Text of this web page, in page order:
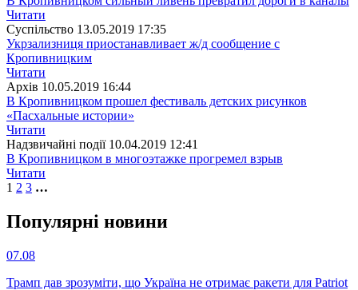
Читати
Суспiльство 13.05.2019 17:35
Укрзализниця приостанавливает ж/д сообщение с
Кропивницким
Читати
Архiв 10.05.2019 16:44
В Кропивницком прошел фестиваль детских рисунков
«Пасхальные истории»
Читати
Надзвичайні події 10.04.2019 12:41
В Кропивницком в многоэтажке прогремел взрыв
Читати
1 2 3 …
Популярнi новини
07.08
Трамп дав зрозуміти, що Україна не отримає ракети для Patriot